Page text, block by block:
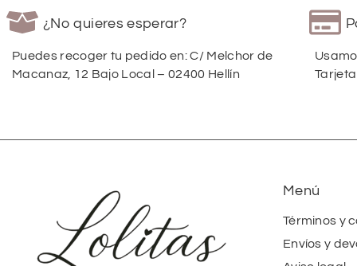
¿No quieres esperar?
Puedes recoger tu pedido en: C/ Melchor de
Macanaz, 12 Bajo Local – 02400 Hellín
Menú
Términos y
Envíos y